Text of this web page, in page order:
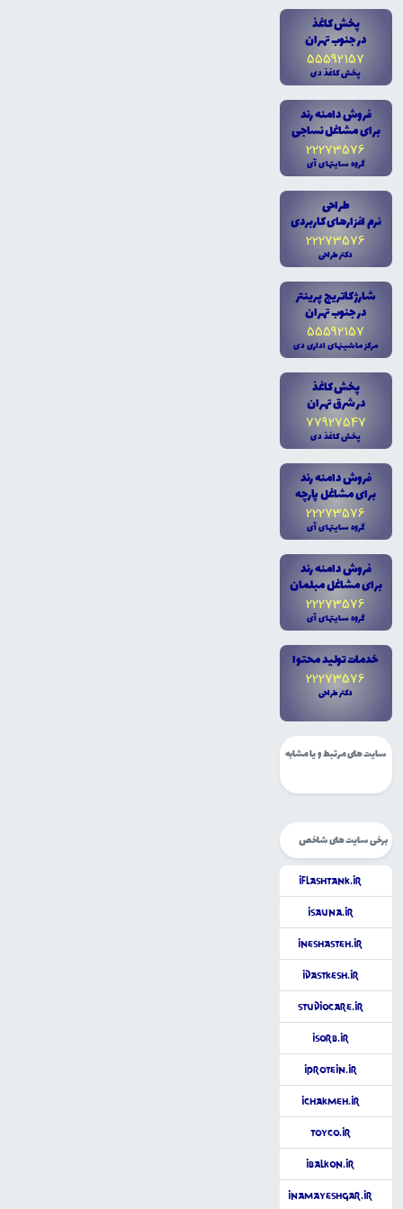
پخش کاغذ
در جنوب تهران
55592157
پخش کاغذ دى
فروش دامنه رند
براى مشاغل نساجى
22273576
گروه سايتهاى آى
طراحى
نرم افزارهاى کاربردى
22273576
دکتر طراحى
شارژ کاتريج پرينتر
در جنوب تهران
55592157
مرکز ماشينهاى ادارى دى
پخش کاغذ
در شرق تهران
77927547
پخش کاغذ دى
فروش دامنه رند
براى مشاغل پارچه
22273576
گروه سايتهاى آى
فروش دامنه رند
براى مشاغل مبلمان
22273576
گروه سايتهاى آى
خدمات توليد محتوا
22273576
دکتر طراحى
سایت های مرتبط و یا مشابه
برخی سایت های شاخص
iFlashTank.ir
iSauna.ir
iNeshasteh.ir
iDastkesh.ir
studiocare.ir
iSorb.ir
iProtein.ir
iChakmeh.ir
ToyCo.ir
iBalkon.ir
iNamayeshgar.ir